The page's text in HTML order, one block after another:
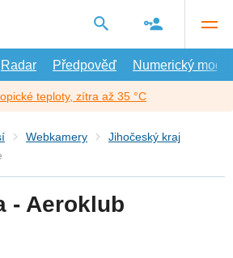
Radar Předpověď Numerický model
teploty, zítra až 35 °C
Webkamery
Jihočeský kraj
- Aeroklub